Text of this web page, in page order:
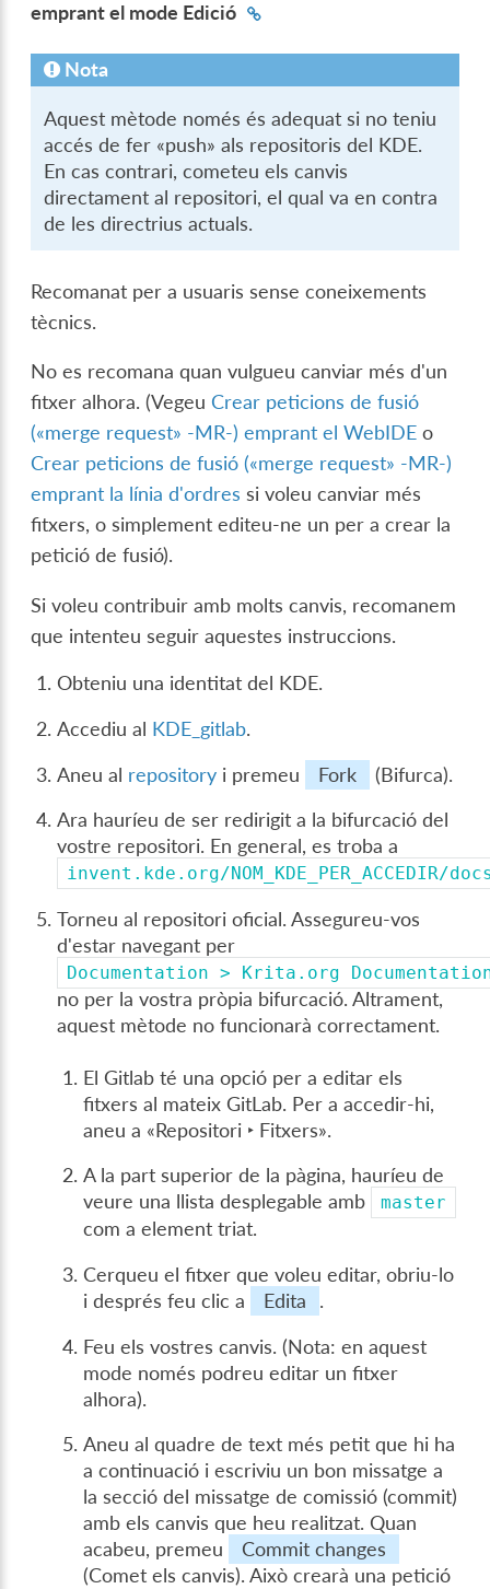
emprant el mode Edició
Nota
Aquest mètode només és adequat si no teniu
accés de fer «push» als repositoris del KDE.
En cas contrari, cometeu els canvis
directament al repositori, el qual va en contra
de les directrius actuals.
Recomanat per a usuaris sense coneixements
tècnics.
No es recomana quan vulgueu canviar més d'un
fitxer alhora. (VegeuCrear peticions de fusió
(«merge request» -MR-) emprant el WebIDE o
Crear peticions de fusió («merge request» -MR-)
emprant la línia d'ordres si voleu canviar més
fitxers, o simplement editeu-ne un per a crear la
petició de fusió).
Si voleu contribuir amb molts canvis, recomanem
que intenteu seguir aquestes instruccions.
Obteniu una identitat del KDE.
Accediu al KDE_gitlab.
Aneu al repository i premeu Fork
(Bifurca).
Ara hauríeu de ser redirigit a la bifurcació del
vostre repositori. En general, es troba a
invent.kde.org/NOM_KDE_PER_ACCEDIR/
Torneu al repositori oficial. Assegureu-vos
d'estar navegant per
Documentation > Krita.org
no per la vostra pròpia bifurcació. Altrament,
aquest mètode no funcionarà correctament.
El Gitlab té una opció per a editar els
fitxers al mateix GitLab. Per a accedir-hi,
aneu a «Repositori ‣ Fitxers».
A la part superior de la pàgina, hauríeu de
veure una llista desplegable amb
master
com a element triat.
Cerqueu el fitxer que voleu editar, obriu-lo
i després feu clic a
Edita
.
Feu els vostres canvis. (Nota: en aquest
mode només podreu editar un fitxer
alhora).
Aneu al quadre de text més petit que hi ha
a continuació i escriviu un bon missatge a
la secció del missatge de comissió (commit)
amb els canvis que heu realitzat. Quan
acabeu, premeu
Commit changes
(Comet els canvis). Això crearà una petició